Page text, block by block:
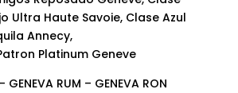
Ultra Haute Savoie, Clase Azul
Annecy,
Platinum Geneve
GENEVA RUM – GENEVA RON